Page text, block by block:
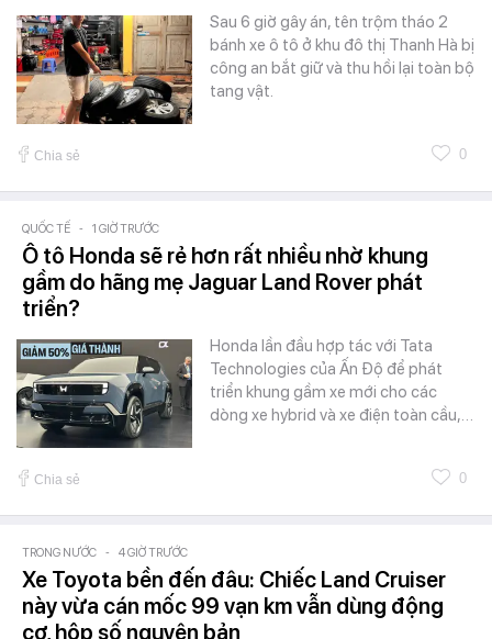
Sau 6 giờ gây án, tên trộm tháo 2
bánh xe ô tô ở khu đô thị Thanh Hà bị
công an bắt giữ và thu hồi lại toàn bộ
tang vật.
Chia sẻ 0
QUỐC TẾ - 1 GIỜ TRƯỚC
Ô tô Honda sẽ rẻ hơn rất nhiều nhờ khung
gầm do hãng mẹ Jaguar Land Rover phát
triển?
Honda lần đầu hợp tác với Tata
Technologies của Ấn Độ để phát
triển khung gầm xe mới cho các
dòng xe hybrid và xe điện toàn cầu,…
Chia sẻ 0
TRONG NƯỚC - 4 GIỜ TRƯỚC
Xe Toyota bền đến đâu: Chiếc Land Cruiser
này vừa cán mốc 99 vạn km vẫn dùng động
cơ, hộp số nguyên bản